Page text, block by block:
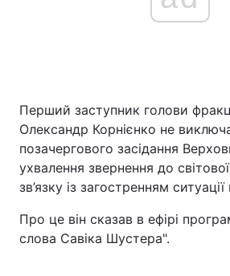
Перший заступник голови
Олександр Корнієнко не
позачергового засідання
ухвалення звернення до
зв’язку із загостренням
Про це він сказав в ефірі
слова Савіка Шустера".